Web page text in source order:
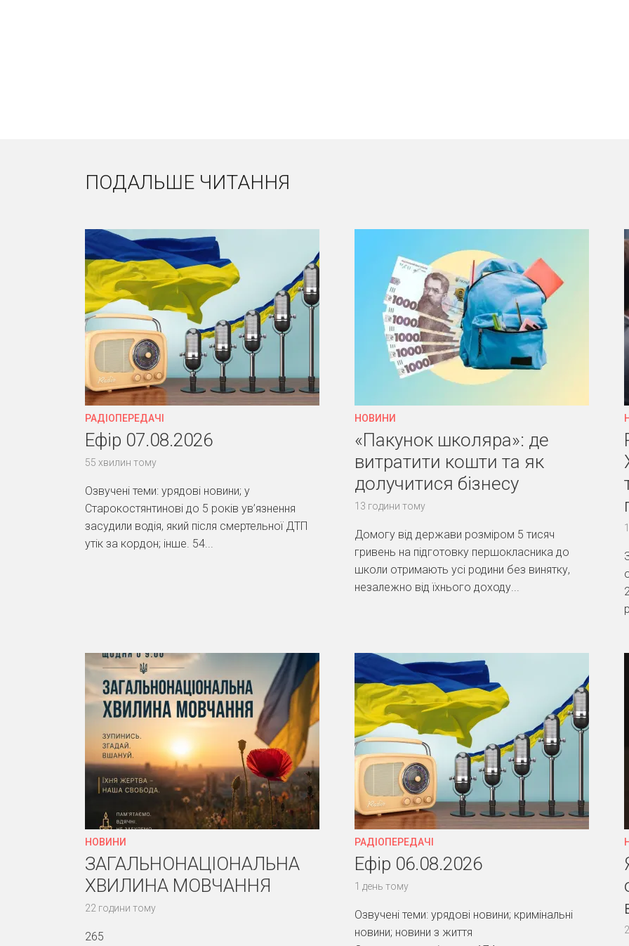
ПОДАЛЬШЕ ЧИТАННЯ
РАДІОПЕРЕДАЧІ
Ефір 07.08.2026
55 хвилин тому
Озвучені теми: урядові новини; у
Старокостянтинові до 5 років ув’язнення
засудили водія, який після смертельної ДТП
утік за кордон; інше. 54...
НОВИНИ
«Пакунок школяра»: де
витратити кошти та як
долучитися бізнесу
13 години тому
Домогу від держави розміром 5 тисяч
гривень на підготовку першокласника до
школи отримають усі родини без винятку,
незалежно від їхнього доходу...
НОВИНИ
ЗАГАЛЬНОНАЦІОНАЛЬНА
ХВИЛИНА МОВЧАННЯ
22 години тому
265
РАДІОПЕРЕДАЧІ
Ефір 06.08.2026
1 день тому
Озвучені теми: урядові новини; кримінальні
новини; новини з життя